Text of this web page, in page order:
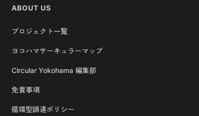
ABOUT US
プロジェクト一覧
ヨコハマサーキュラーマップ
Circular Yokohama 編集部
免責事項
循環型調達ポリシー